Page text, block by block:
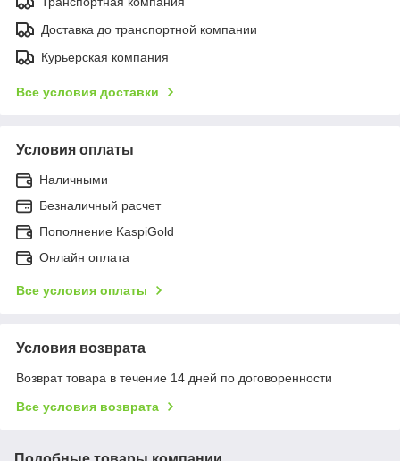
Доставка до транспортной компании
Курьерская компания
Все условия доставки
Условия оплаты
Наличными
Безналичный расчет
Пополнение KaspiGold
Онлайн оплата
Все условия оплаты
Условия возврата
Возврат товара в течение 14 дней по договоренности
Все условия возврата